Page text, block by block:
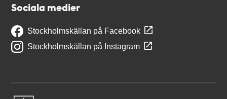
Sociala medier
Stockholmskällan på Facebook
Stockholmskällan på Instagram